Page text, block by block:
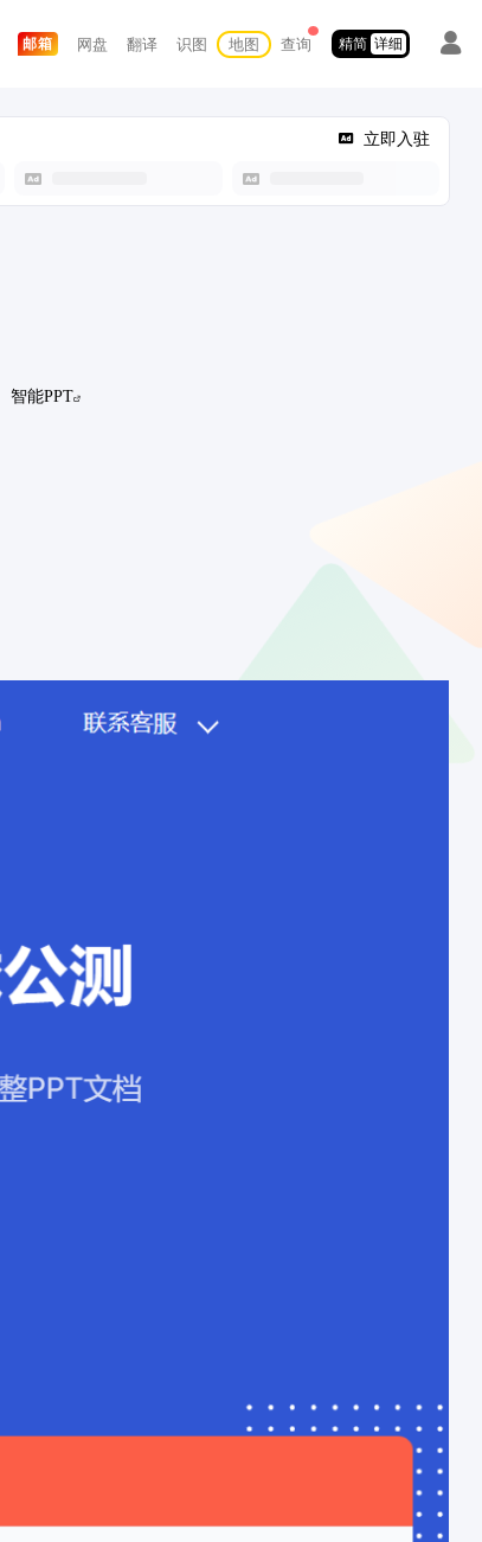
邮箱 网盘 翻译 识图 地图 查询 精简 详细
立即入驻
智能PPT